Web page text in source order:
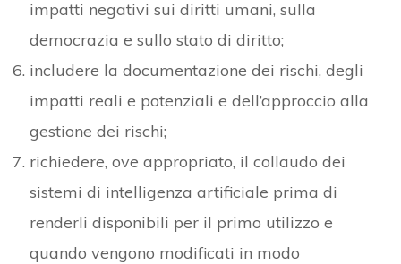
impatti negativi sui diritti umani, sulla
democrazia e sullo stato di diritto;
includere la documentazione dei rischi, degli
impatti reali e potenziali e dell’approccio alla
gestione dei rischi;
richiedere, ove appropriato, il collaudo dei
sistemi di intelligenza artificiale prima di
renderli disponibili per il primo utilizzo e
quando vengono modificati in modo